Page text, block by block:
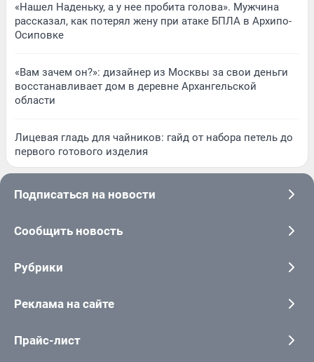
«Нашел Наденьку, а у нее пробита голова». Мужчина
рассказал, как потерял жену при атаке БПЛА в Архипо-
Осиповке
«Вам зачем он?»: дизайнер из Москвы за свои деньги
восстанавливает дом в деревне Архангельской
области
Лицевая гладь для чайников: гайд от набора петель до
первого готового изделия
Подписаться на новости
Сообщить новость
Рубрики
Реклама на сайте
Прайс-лист